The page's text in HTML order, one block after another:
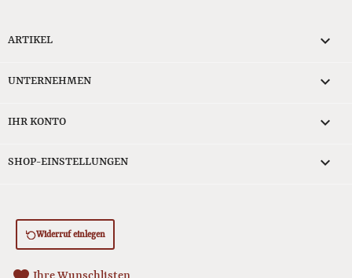
ARTIKEL 
UNTERNEHMEN 
IHR KONTO 
SHOP-EINSTELLUNGEN keyboard_arrow_down
Widerruf einlegen